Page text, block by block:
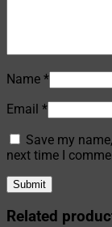
Name *
Email *
Save my
next time I
Related